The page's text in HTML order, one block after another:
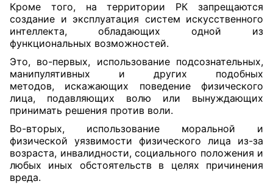
Кроме того, на территории РК запрещаются
создание и эксплуатация систем искусственного
интеллекта, обладающих одной из
функциональных возможностей.
Это, во-первых, использование подсознательных,
манипулятивных и других подобных
методов, искажающих поведение физического
лица, подавляющих волю или вынуждающих
принимать решения против воли.
Во-вторых, использование моральной и
физической уязвимости физического лица из-за
возраста, инвалидности, социального положения и
любых иных обстоятельств в целях причинения
вреда.